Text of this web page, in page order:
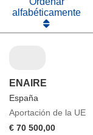
alfabéticamente
ENAIRE
España
Aportación de la UE
€ 70 500,00